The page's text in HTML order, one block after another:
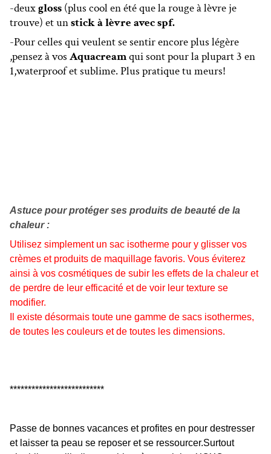
-deuxgloss (plus cool en été que la rouge à lèvre je
trouve) et unstick à lèvre avec spf.
-Pour celles qui veulent se sentir encore plus légère
,pensez à vos Aquacreamqui sont pour la plupart 3 en
1,waterproof et sublime. Plus pratique tu meurs!
Astuce pour protéger ses produits de beauté de la
chaleur :
Utilisez simplement un sac isotherme pour y glisser vos
crèmes et produits de maquillage favoris. Vous éviterez
ainsi à vos cosmétiques de subir les effets de la chaleur et
de perdre de leur efficacité et de voir leur texture se
modifier.
Il existe désormais toute une gamme de sacs isothermes,
de toutes les couleurs et de toutes les dimensions.
**************************
Passe de bonnes vacances et profites en pour destresser
et laisser ta peau se reposer et se ressourcer.Surtout